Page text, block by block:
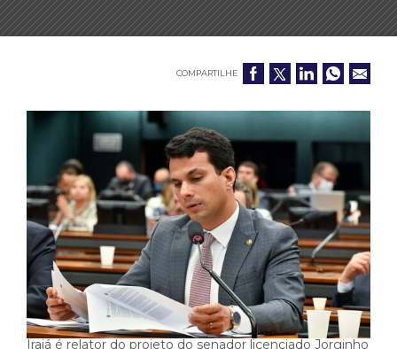
COMPARTILHE
Irajá é relator do projeto do senador licenciado Jorginho